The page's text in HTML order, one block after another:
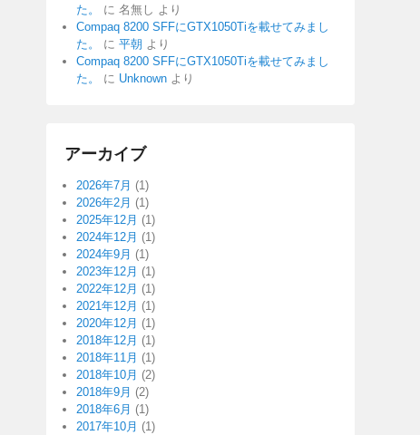
た。
に 名無し より
Compaq 8200 SFFにGTX1050Tiを載せてみまし
た。
に 平朝 より
Compaq 8200 SFFにGTX1050Tiを載せてみまし
た。
に Unknown より
アーカイブ
2026年7月 (1)
2026年2月 (1)
2025年12月 (1)
2024年12月 (1)
2024年9月 (1)
2023年12月 (1)
2022年12月 (1)
2021年12月 (1)
2020年12月 (1)
2018年12月 (1)
2018年11月 (1)
2018年10月 (2)
2018年9月 (2)
2018年6月 (1)
2017年10月 (1)